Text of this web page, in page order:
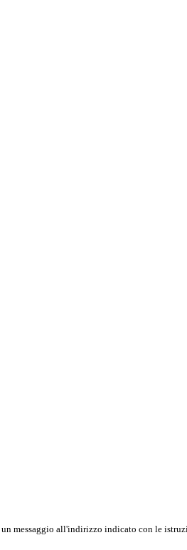
messaggio all'indirizzo indicato con le